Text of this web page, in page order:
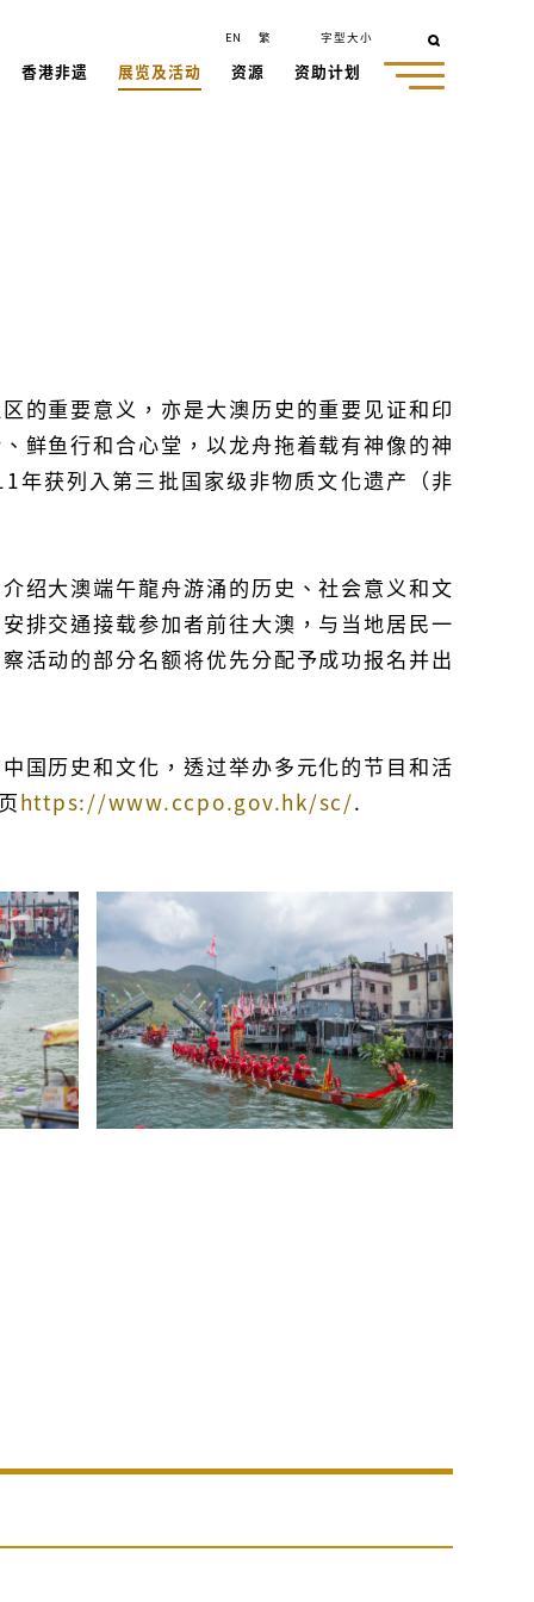
香港非遗 展览及活动 资源 资助计划
EN 繁 字型大小
的重要意义，亦是大澳历史的重要见证和印
鲜鱼行和合心堂，以龙舟拖着载有神像的神
年获列入第三批国家级非物质文化遗产（非
绍大澳端午龍舟游涌的历史、社会意义和文
排交通接载参加者前往大澳，与当地居民一
活动的部分名额将优先分配予成功报名并出
国历史和文化，透过举办多元化的节目和活
https://www.ccpo.gov.hk/sc/.